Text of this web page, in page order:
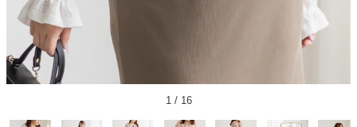
1/ 16